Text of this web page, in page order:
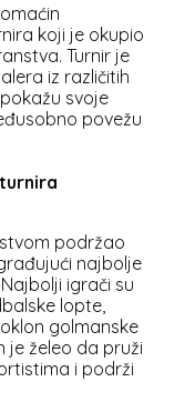
koji je okupio
Turnir je
iz različitih
svoje
povežu
podržao
najbolje
igrači su
lopte,
golmanske
je želeo da pruži
i podrži